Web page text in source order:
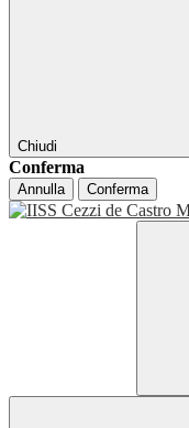
Chiudi
Conferma
Annulla Conferma